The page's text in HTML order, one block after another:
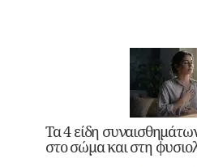
Τα 4 είδη
στο σώμα και στη